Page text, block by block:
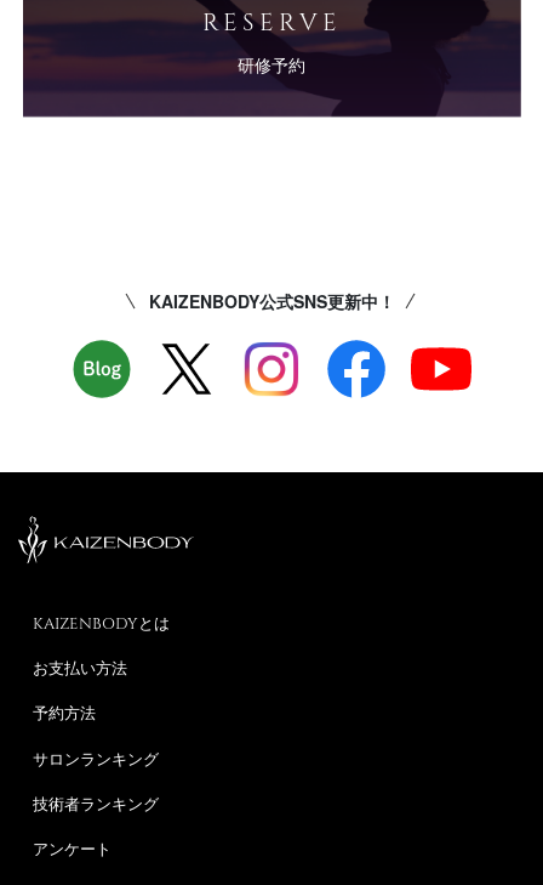
RESERVE
研修予約
KAIZENBODY公式SNS更新中！
KAIZENBODYとは
お支払い方法
予約方法
サロンランキング
技術者ランキング
アンケート